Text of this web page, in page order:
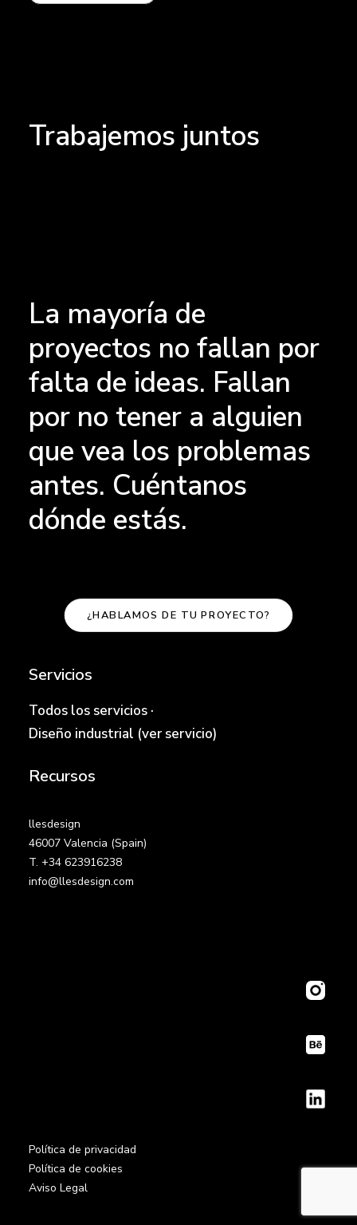
Trabajemos juntos
La mayoría de
proyectos no fallan por
falta de ideas. Fallan
por no tener a alguien
que vea los problemas
antes. Cuéntanos
dónde estás.
¿HABLAMOS DE TU PROYECTO?
Servicios
Todos los servicios ·
Diseño industrial (ver servicio)
Recursos
llesdesign
46007 Valencia (Spain)
T. +34 623916238
info@llesdesign.com
Política de privacidad
Política de cookies
Aviso Legal